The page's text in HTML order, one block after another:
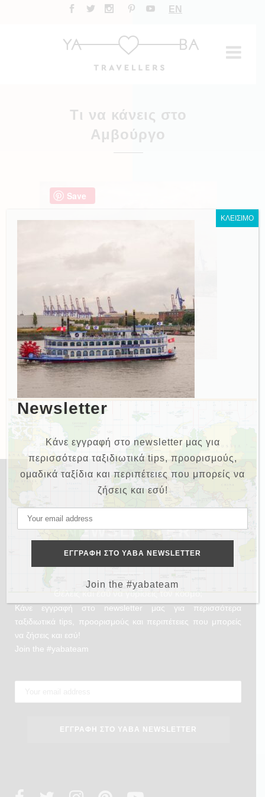
EN
Τι να κάνεις στο
Αμβούργο
NEWSLETTER
Θέλεις και εσύ να γυρίσεις τον κόσμο;
Κάνε εγγραφή στο newsletter μας για περισσότερα
ταξιδιωτικά tips, προορισμούς και περιπέτειες που μπορείς
να ζήσεις και εσύ!
Join the #yabateam
Newsletter
Κάνε εγγραφή στο newsletter μας για
περισσότερα ταξιδιωτικά tips, προορισμούς,
ομαδικά ταξίδια και περιπέτειες που μπορείς να
ζήσεις και εσύ!
Join the #yabateam
ΚΛΕΙΣΙΜΟ
Save